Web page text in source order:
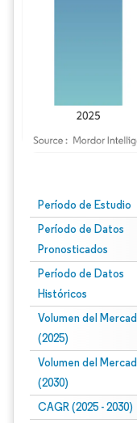
Período de Estudio
Período de Datos
Pronosticados
Período de Datos
Históricos
Volumen del
(2025)
Volumen del
(2030)
CAGR (2025 - 2030)